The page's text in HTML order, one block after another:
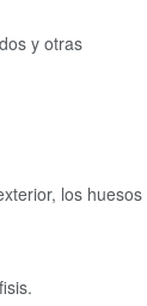
y otras
los huesos